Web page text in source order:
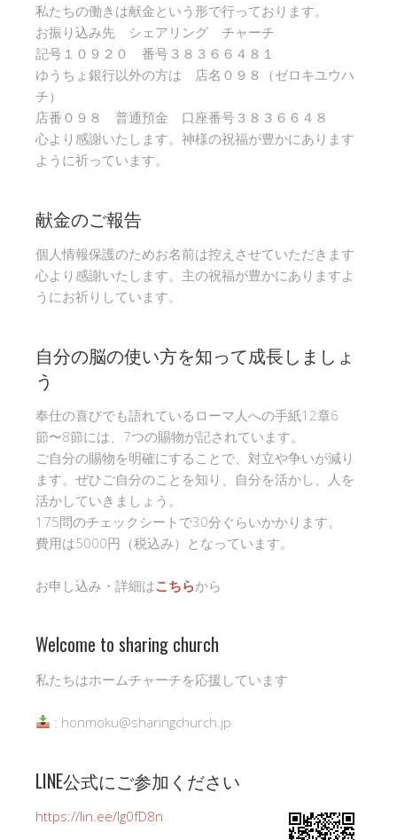
私たちの働きは献金という形で行っております。
お振り込み先 シェアリング チャーチ
記号１０９２０ 番号３８３６６４８１
ゆうちょ銀行以外の方は 店名０９８（ゼロキユウハ
チ）
店番０９８ 普通預金 口座番号３８３６６４８
心より感謝いたします。神様の祝福が豊かにあります
ように祈っています。
献金のご報告
個人情報保護のためお名前は控えさせていただきます
心より感謝いたします。主の祝福が豊かにありますよ
うにお祈りしています。
自分の脳の使い方を知って成長しましょ
う
奉仕の喜びでも語れているローマ人への手紙12章6
節〜8節には、7つの賜物が記されています。
ご自分の賜物を明確にすることで、対立や争いが減り
ます。ぜひご自分のことを知り、自分を活かし、人を
活かしていきましょう。
175問のチェックシートで30分ぐらいかかります。
費用は5000円（税込み）となっています。
お申し込み・詳細はこちらから
Welcome to sharing church
私たちはホームチャーチを応援しています
: honmoku@sharingchurch.jp
LINE公式にご参加ください
https://lin.ee/Ig0fD8n